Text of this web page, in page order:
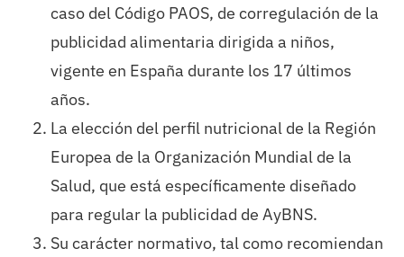
caso del Código PAOS, de corregulación de la
publicidad alimentaria dirigida a niños,
vigente en España durante los 17 últimos
años.
La elección del perfil nutricional de la Región
Europea de la Organización Mundial de la
Salud, que está específicamente diseñado
para regular la publicidad de AyBNS.
Su carácter normativo, tal como recomiendan